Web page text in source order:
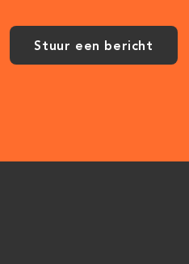
Stuur een bericht